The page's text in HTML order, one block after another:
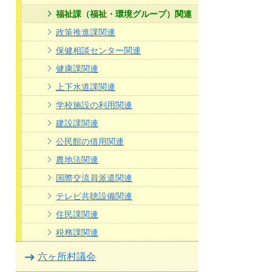
福祉課（福祉・環境グループ）関連
政策推進課関連
保健相談センター関連
健康課関連
上下水道課関連
学校施設の利用関連
建設課関連
公民館の借用関連
農地法関連
国際交流員派遣関連
テレビ共聴設備関連
住民課関連
税務課関連
六ヶ所村議会